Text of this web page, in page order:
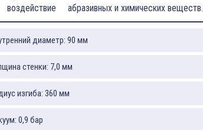
воздействие абразивных и химических веществ.
диаметр: 90 мм
стенки: 7,0 мм
изгиба: 360 мм
0,9 бар